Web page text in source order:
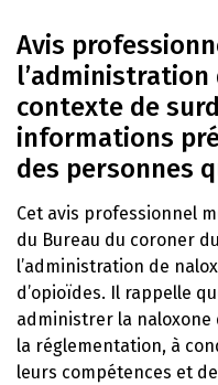
Avis
l’administration
contexte de
informations
des personnes
Cet avis professionnel
du Bureau du coroner
l’administration de
d’opioïdes. Il rappelle
administrer la
la réglementation, à
leurs compétences et